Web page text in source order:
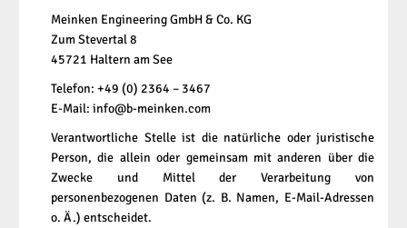
Meinken Engineering GmbH & Co. KG
Zum Stevertal 8
45721 Haltern am See
Telefon: +49 (0) 2364 – 3467
E-Mail: info@b-meinken.com
Verantwortliche Stelle ist die natürliche oder juristische
Person, die allein oder gemeinsam mit anderen über die
Zwecke und Mittel der Verarbeitung von
personenbezogenen Daten (z. B. Namen, E-Mail-Adressen
o. Ä.) entscheidet.